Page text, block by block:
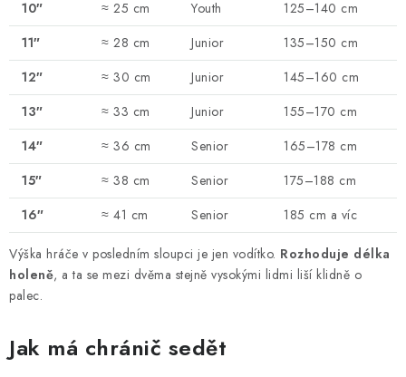
10″ ≈ 25 cm Youth
125–140 cm
11″
≈ 28 cm Junior
135–150 cm
12″
≈ 30 cm Junior
145–160 cm
13″
≈ 33 cm Junior
155–170 cm
14″
≈ 36 cm Senior
165–178 cm
15″
≈ 38 cm Senior
175–188 cm
16″
≈ 41 cm Senior 185 cm a víc
Výška hráče v posledním sloupci je jen vodítko. Rozhoduje délka
holeně, a ta se mezi dvěma stejně vysokými lidmi liší klidně o
palec.
Jak má chránič sedět